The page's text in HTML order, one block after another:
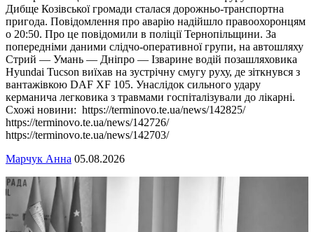
Дибще Козівської громади сталася дорожньо-транспортна
пригода. Повідомлення про аварію надійшло правоохоронцям
о 20:50. Про це повідомили в поліції Тернопільщини. За
попередніми даними слідчо-оперативної групи, на автошляху
Стрий — Умань — Дніпро — Ізварине водій позашляховика
Hyundai Tucson виїхав на зустрічну смугу руху, де зіткнувся з
вантажівкою DAF ХF 105. Унаслідок сильного удару
керманича легковика з травмами госпіталізували до лікарні.
Схожі новини: https://terminovo.te.ua/news/142825/
https://terminovo.te.ua/news/142726/
https://terminovo.te.ua/news/142703/
Марчук Анна 05.08.2026